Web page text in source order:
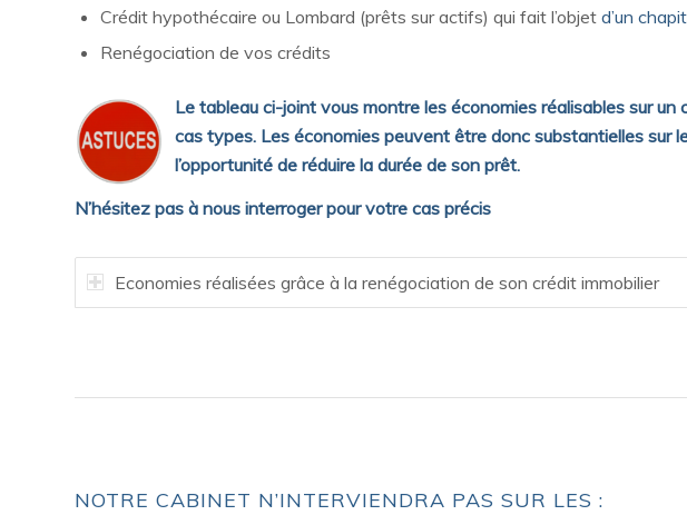
Crédit hypothécaire ou Lombard (prêts sur actifs) qui fait l’objet d’un
Renégociation de vos crédits
Le tableau ci-joint vous montre les économies réalisables sur un
cas types. Les économies peuvent être donc substantielles sur
l’opportunité de réduire la durée de son prêt.
N’hésitez pas à nous interroger pour votre cas précis
Economies réalisées grâce à la renégociation de son crédit immobilier
NOTRE CABINET N’INTERVIENDRA PAS SUR LES :